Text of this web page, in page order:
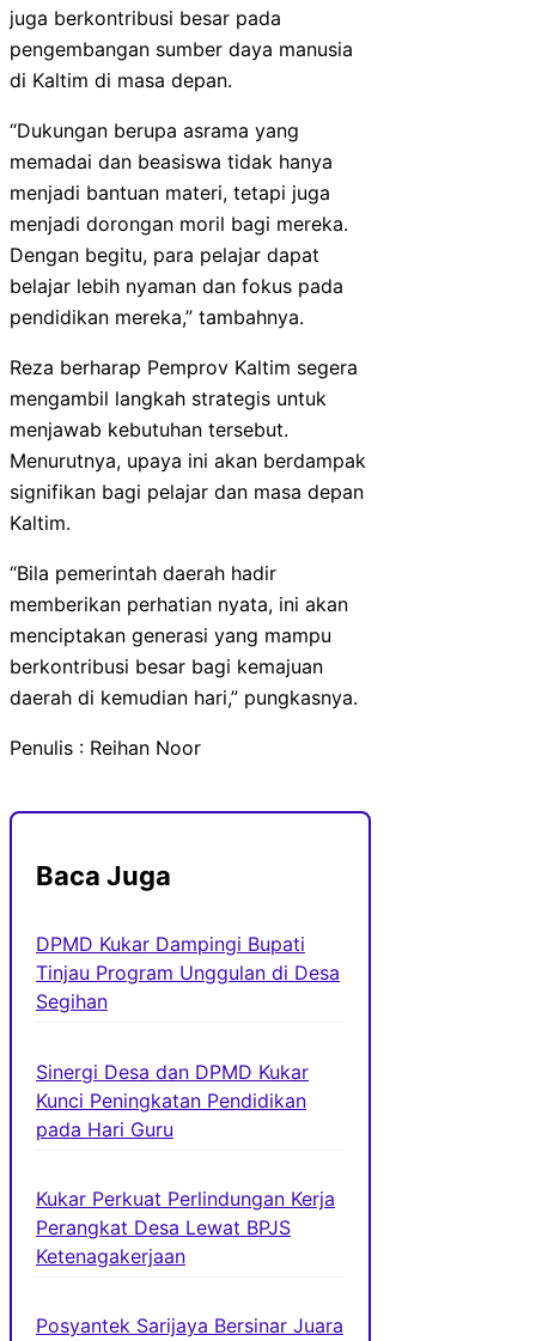
juga berkontribusi besar pada
pengembangan sumber daya manusia
di Kaltim di masa depan.
“Dukungan berupa asrama yang
memadai dan beasiswa tidak hanya
menjadi bantuan materi, tetapi juga
menjadi dorongan moril bagi mereka.
Dengan begitu, para pelajar dapat
belajar lebih nyaman dan fokus pada
pendidikan mereka,” tambahnya.
Reza berharap Pemprov Kaltim segera
mengambil langkah strategis untuk
menjawab kebutuhan tersebut.
Menurutnya, upaya ini akan berdampak
signifikan bagi pelajar dan masa depan
Kaltim.
“Bila pemerintah daerah hadir
memberikan perhatian nyata, ini akan
menciptakan generasi yang mampu
berkontribusi besar bagi kemajuan
daerah di kemudian hari,” pungkasnya.
Penulis : Reihan Noor
Baca Juga
DPMD Kukar Dampingi Bupati
Tinjau Program Unggulan di Desa
Segihan
Sinergi Desa dan DPMD Kukar
Kunci Peningkatan Pendidikan
pada Hari Guru
Kukar Perkuat Perlindungan Kerja
Perangkat Desa Lewat BPJS
Ketenagakerjaan
Posyantek Sarijaya Bersinar Juara